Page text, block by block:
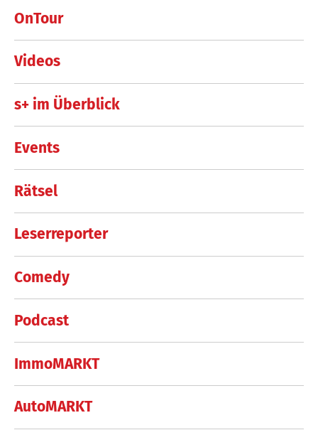
OnTour
Videos
s+ im Überblick
Events
Rätsel
Leserreporter
Comedy
Podcast
ImmoMARKT
AutoMARKT